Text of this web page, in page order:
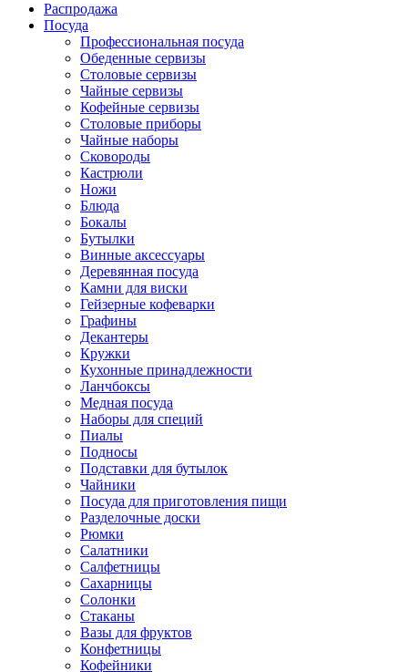
Распродажа
Посуда
Профессиональная посуда
Обеденные сервизы
Столовые сервизы
Чайные сервизы
Кофейные сервизы
Столовые приборы
Чайные наборы
Сковороды
Кастрюли
Ножи
Блюда
Бокалы
Бутылки
Винные аксессуары
Деревянная посуда
Камни для виски
Гейзерные кофеварки
Графины
Декантеры
Кружки
Кухонные принадлежности
Ланчбоксы
Медная посуда
Наборы для специй
Пиалы
Подносы
Подставки для бутылок
Чайники
Посуда для приготовления пищи
Разделочные доски
Рюмки
Салатники
Салфетницы
Сахарницы
Солонки
Стаканы
Вазы для фруктов
Конфетницы
Кофейники